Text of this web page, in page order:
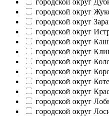
городской округ
городской округ
городской округ
городской округ
городской округ
городской округ
городской округ
городской округ
городской округ
городской округ
городской округ